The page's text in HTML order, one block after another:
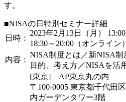
す。
■NISAの日特別セミナー詳細
日時：
2023年2月13日（月）
18:30～20:00（オンライン）
内容：
NISA制度とは／新NISA
目的、考え方／NISAを活
[東京] AP東京丸の内
〒100-0005 東京都千代田
内ガーデンタワー3階